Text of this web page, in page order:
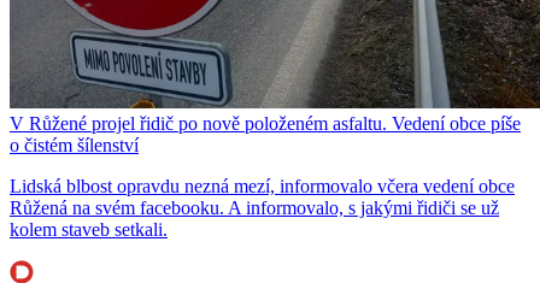
V Růžené projel řidič po nově položeném asfaltu. Vedení obce píše
o čistém šílenství
Lidská blbost opravdu nezná mezí, informovalo včera vedení obce
Růžená na svém facebooku. A informovalo, s jakými řidiči se už
kolem staveb setkali.